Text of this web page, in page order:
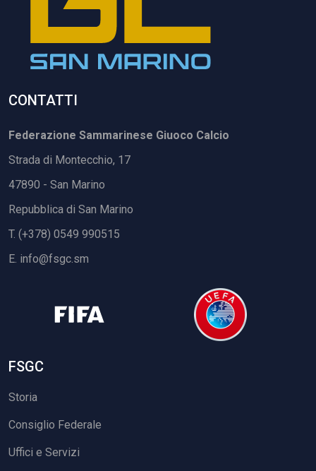
CONTATTI
Federazione Sammarinese Giuoco Calcio
Strada di Montecchio, 17
47890 - San Marino
Repubblica di San Marino
T. (+378) 0549 990515
E. info@fsgc.sm
FSGC
Storia
Consiglio Federale
Uffici e Servizi